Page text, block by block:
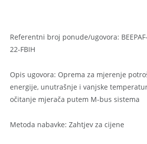
Referentni broj ponude/ugovora:
22-FBIH
Opis ugovora: Oprema za mjerenje
energije, unutrašnje i vanjske
očitanje mjerača putem M-bus sistema
Metoda nabavke: Zahtjev za cijene